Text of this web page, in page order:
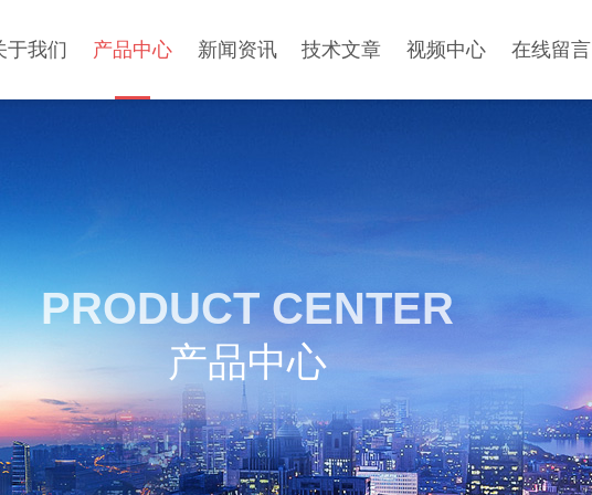
于我们 产品中心 新闻资讯 技术文章 视频中心 在线留言
PRODUCT CENTER
产品中心